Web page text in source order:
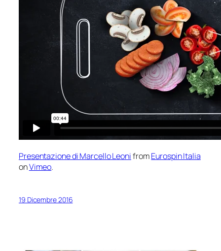
Presentazione di Marcello LeonifromEurospin Italia
onVimeo.
19 Dicembre 2016